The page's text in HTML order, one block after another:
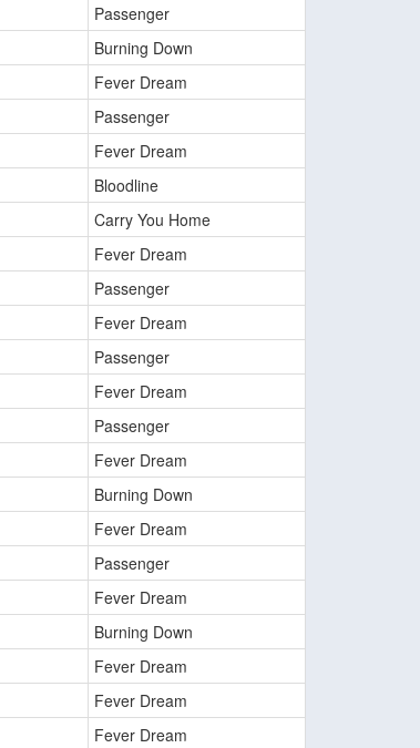
Passenger
Burning Down
Fever Dream
Passenger
Fever Dream
Bloodline
Carry You Home
Fever Dream
Passenger
Fever Dream
Passenger
Fever Dream
Passenger
Fever Dream
Burning Down
Fever Dream
Passenger
Fever Dream
Burning Down
Fever Dream
Fever Dream
Fever Dream